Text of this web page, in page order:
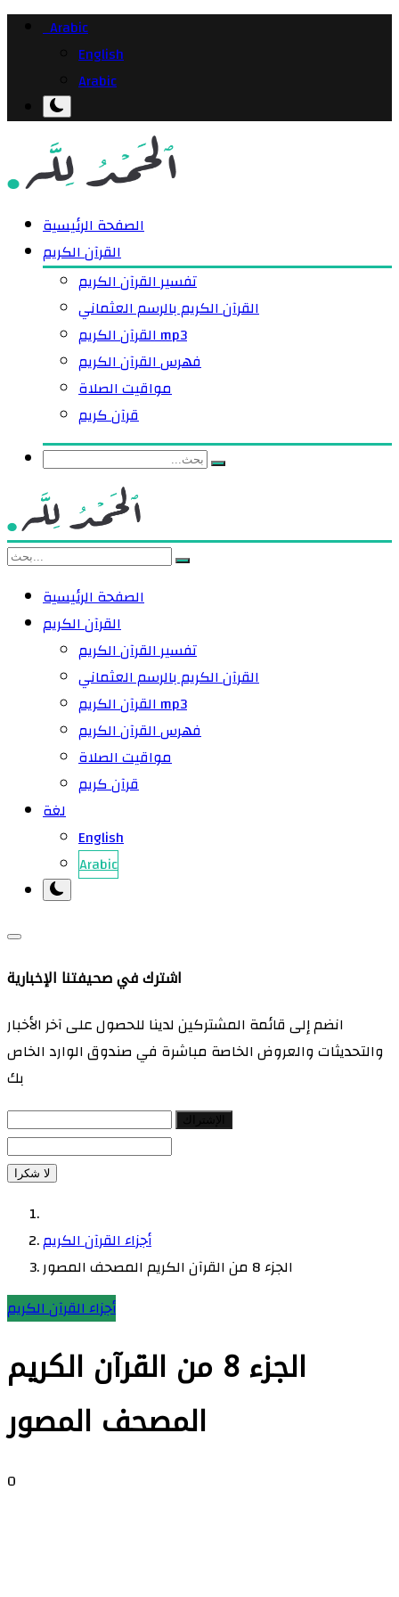
Arabic
English
Arabic
الصفحة الرئيسية
القرآن الكريم
تفسير القرآن الكريم
القرآن الكريم بالرسم العثماني
القرآن الكريم mp3
فهرس القرآن الكريم
مواقيت الصلاة
قرآن كريم
الصفحة الرئيسية
القرآن الكريم
تفسير القرآن الكريم
القرآن الكريم بالرسم العثماني
القرآن الكريم mp3
فهرس القرآن الكريم
مواقيت الصلاة
قرآن كريم
لغة
English
Arabic
اشترك في صحيفتنا الإخبارية
انضم إلى قائمة المشتركين لدينا للحصول على آخر الأخبار
والتحديثات والعروض الخاصة مباشرة في صندوق الوارد الخاص
بك
لا شكرا
أجزاء القرآن الكريم
الجزء 8 من القرآن الكريم المصحف المصور
أجزاء القرآن الكريم
الجزء 8 من القرآن الكريم
المصحف المصور
0